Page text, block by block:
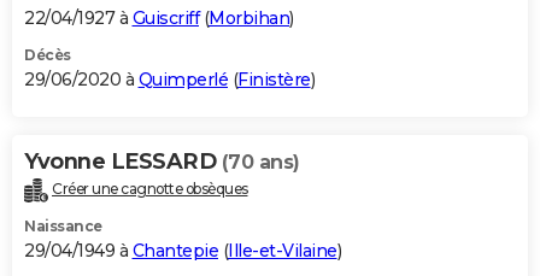
22/04/1927 à Guiscriff(Morbihan)
Décès
29/06/2020 à Quimperlé (Finistère)
Yvonne LESSARD (70 ans)
Créer une cagnotte obsèques
Naissance
29/04/1949 à Chantepie (Ille-et-Vilaine)